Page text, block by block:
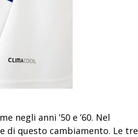
negli anni ’50 e ’60. Nel
di questo cambiamento. Le tre